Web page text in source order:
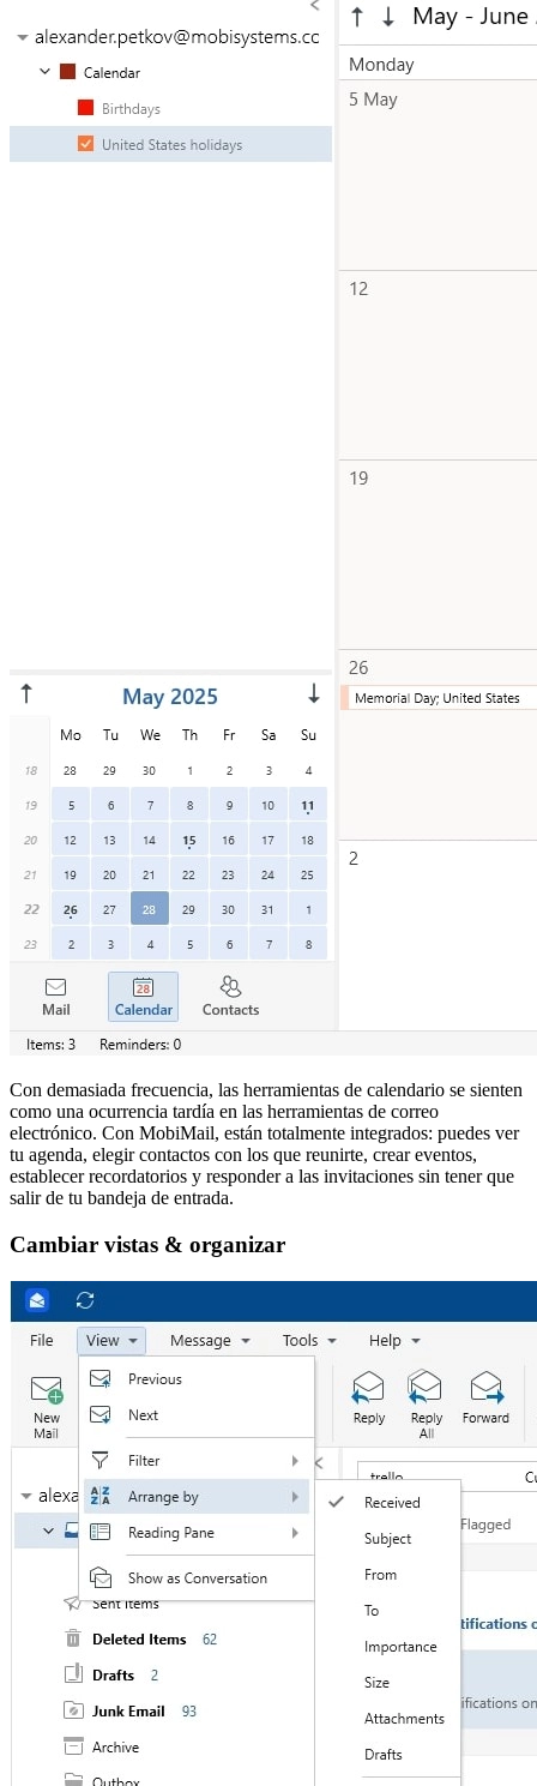
Con demasiada frecuencia, las herramientas de calendario se sienten
como una ocurrencia tardía en las herramientas de correo
electrónico. Con MobiMail, están totalmente integrados: puedes ver
tu agenda, elegir contactos con los que reunirte, crear eventos,
establecer recordatorios y responder a las invitaciones sin tener que
salir de tu bandeja de entrada.
Cambiar vistas & organizar